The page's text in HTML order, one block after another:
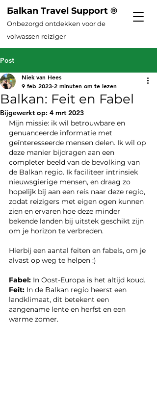
Бalkan Travel Support ®
Onbezorgd ontdekken voor de
volwassen reiziger
Post
Balkan: Feit en Fabel
Niek van Hees
9 feb 2023 2 minuten om te lezen
Bijgewerkt op: 4 mrt 2023
Mijn missie: ik wil betrouwbare en
genuanceerde informatie met
geïnteresseerde mensen delen. Ik wil op
deze manier bijdragen aan een
completer beeld van de bevolking van
de Balkan regio. Ik faciliteer intrinsiek
nieuwsgierige mensen, en draag zo
hopelijk bij aan een reis naar deze regio,
zodat reizigers met eigen ogen kunnen
zien en ervaren hoe deze minder
bekende landen bij uitstek geschikt zijn
om je horizon te verbreden.
Hierbij een aantal feiten en fabels, om je
alvast op weg te helpen :)
Fabel: In Oost-Europa is het altijd koud.
Feit: In de Balkan regio heerst een
landklimaat, dit betekent een
aangename lente en herfst en een
warme zomer.